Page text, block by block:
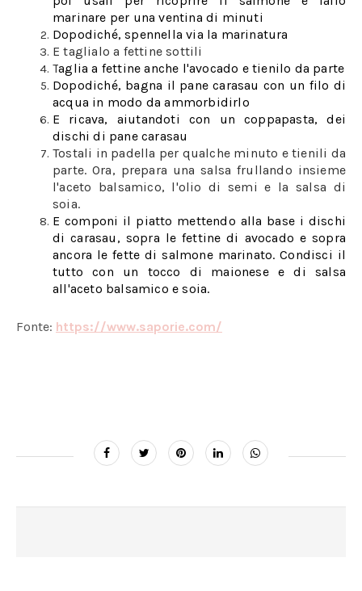
marinare per una ventina di minuti
Dopodiché, spennella via la marinatura
E taglialo a fettine sottili
Taglia a fettine anche l'avocado e tienilo da parte
Dopodiché, bagna il pane carasau con un filo di
acqua in modo da ammorbidirlo
E ricava, aiutandoti con un coppapasta, dei
dischi di pane carasau
Tostali in padella per qualche minuto e tienili da
parte. Ora, prepara una salsa frullando insieme
l'aceto balsamico, l'olio di semi e la salsa di
soia.
E componi il piatto mettendo alla base i dischi
di carasau, sopra le fettine di avocado e sopra
ancora le fette di salmone marinato. Condisci il
tutto con un tocco di maionese e di salsa
all'aceto balsamico e soia.
Fonte: https://www.saporie.com/